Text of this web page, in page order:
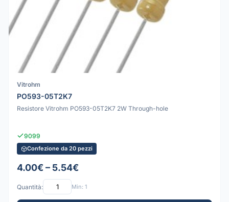
Vitrohm
PO593-05T2K7
Resistore Vitrohm PO593-05T2K7 2W Through-hole
9099
Confezione da 20 pezzi
4.00€ – 5.54€
Quantità: Min: 1